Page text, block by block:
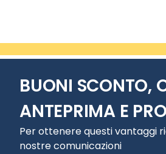
BUONI SCONTO,
ANTEPRIMA E
Per ottenere questi vantaggi
nostre comunicazioni